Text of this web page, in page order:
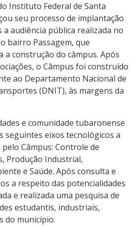
Instituto Federal de Santa
seu processo de implantação
a audiência pública realizada no
bairro Passagem, que
a construção do câmpus. Após
o Câmpus foi construído
ao Departamento Nacional de
(DNIT), às margens da
e comunidade tubaronense
seguintes eixos tecnológicos a
Câmpus: Controle de
Produção Industrial,
e Saúde. Após consulta e
a respeito das potencialidades
e realizada uma pesquisa de
estudantis, industriais,
do município.